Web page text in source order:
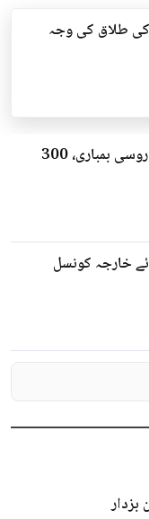
طلاق کی وجہ
یوکرین: ماریوپول تھیٹر پر روسی بمباری، 300
خارجہ کونسل